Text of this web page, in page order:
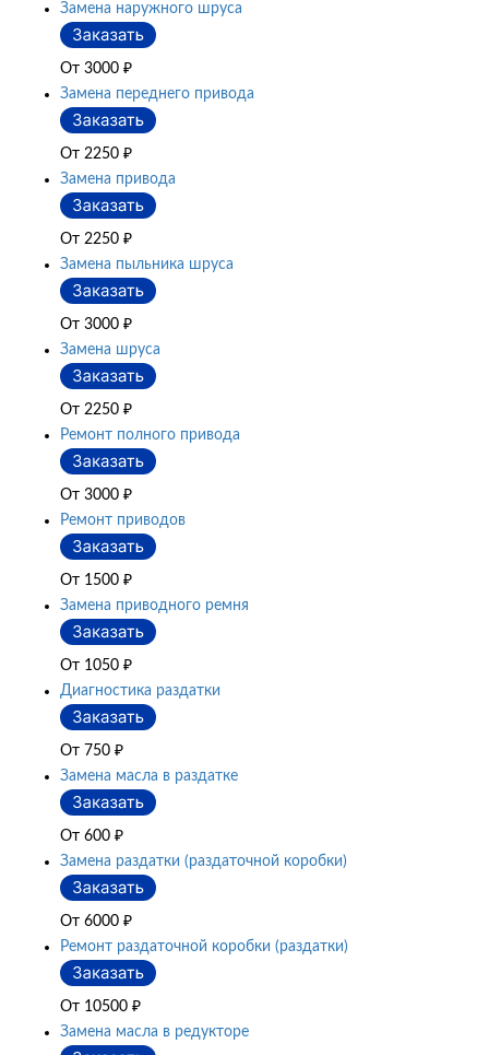
Замена наружного шруса
От 3000 ₽
Замена переднего привода
От 2250 ₽
Замена привода
От 2250 ₽
Замена пыльника шруса
От 3000 ₽
Замена шруса
От 2250 ₽
Ремонт полного привода
От 3000 ₽
Ремонт приводов
От 1500 ₽
Замена приводного ремня
От 1050 ₽
Диагностика раздатки
От 750 ₽
Замена масла в раздатке
От 600 ₽
Замена раздатки (раздаточной коробки)
От 6000 ₽
Ремонт раздаточной коробки (раздатки)
От 10500 ₽
Замена масла в редукторе